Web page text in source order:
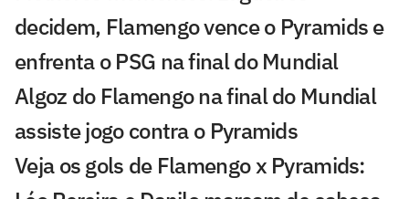
decidem, Flamengo vence o Pyramids e
enfrenta o PSG na final do Mundial
Algoz do Flamengo na final do Mundial
assiste jogo contra o Pyramids
Veja os gols de Flamengo x Pyramids: